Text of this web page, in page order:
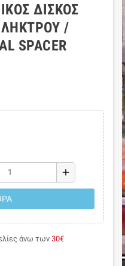
ΔΊΣΚΟΣ
/
SPACER
add
άνω των 30€